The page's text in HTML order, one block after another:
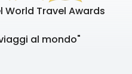
World Travel Awards
al mondo"